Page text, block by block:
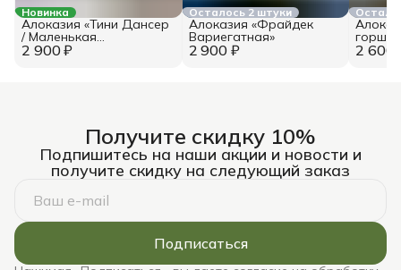
Новинка
2 900 ₽
Алоказия «Тини Дансер
/ Маленькая
танцовщица» в горшке 9
Осталось 2 штуки
2 900 ₽
Алоказия «Фрайдек
Вариегатная»
2 600
Получите скидку 10%
Подпишитесь на наши акции и новости и
получите скидку на следующий заказ
Подписаться